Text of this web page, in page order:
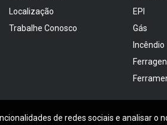
Localização
Trabalhe Conosco
EPI
Gás
Incêndio
de redes sociais e analisar